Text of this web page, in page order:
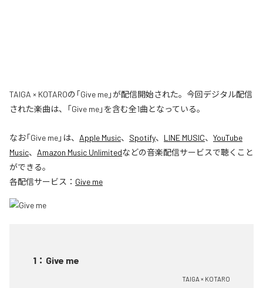
TAIGA × KOTAROの「Give me」が配信開始された。今回デジタル配信
された楽曲は、「Give me」を含む全1曲となっている。
なお「Give me」は、 Apple Music、 Spotify、 LINE MUSIC、 YouTube
Music、 Amazon Music Unlimitedなどの音楽配信サービスで聴くこと
ができる。
各配信サービス： Give me
1 ： Give me
TAIGA × KOTARO